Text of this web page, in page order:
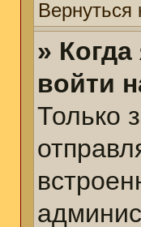
Вернуться
»
войти
Только